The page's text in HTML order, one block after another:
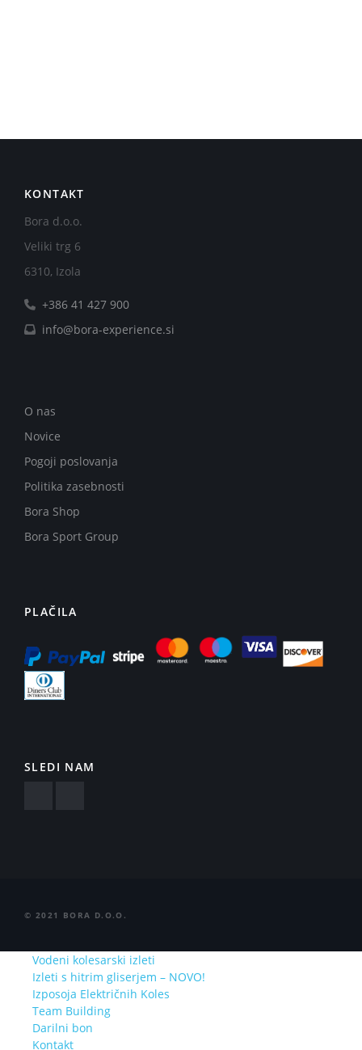
KONTAKT
Bora d.o.o.
Veliki trg 6
6310, Izola
+386 41 427 900
info@bora-experience.si
O nas
Novice
Pogoji poslovanja
Politika zasebnosti
Bora Shop
Bora Sport Group
PLAČILA
SLEDI NAM
© 2021 BORA D.O.O.
Vodeni kolesarski izleti
Izleti s hitrim gliserjem – NOVO!
Izposoja Električnih Koles
Team Building
Darilni bon
Kontakt